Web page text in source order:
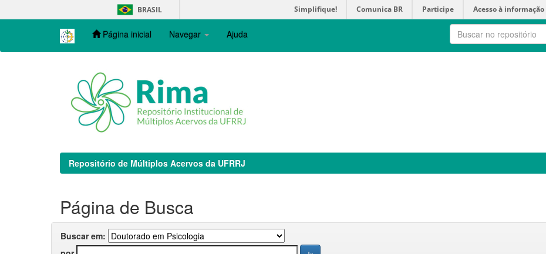
navigation
BRASIL Simplifique! Comunica BR Participe Acesso à informação
Página inicial Navegar Ajuda
Repositório de Múltiplos Acervos da UFRRJ
Página de Busca
Buscar em: